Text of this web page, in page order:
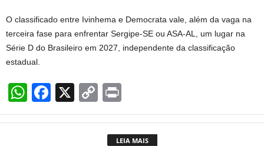
O classificado entre Ivinhema e Democrata vale, além da vaga na
terceira fase para enfrentar Sergipe-SE ou ASA-AL, um lugar na
Série D do Brasileiro em 2027, independente da classificação
estadual.
W
h
at
F
a
c
X
C
o
p
in
t
LEIA MAIS